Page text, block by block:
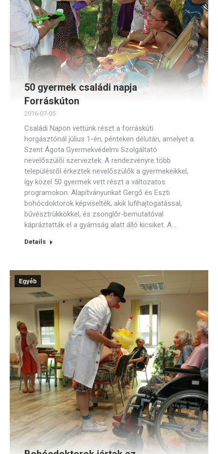
50 gyermek családi napja
Forráskúton
2016-07-05
Családi Napon vettünk részt a forráskúti
horgásztónál július 1-én, pénteken délután, amelyet a
Szent Ágota Gyermekvédelmi Szolgáltató
nevelőszülői szerveztek. A rendezvényre több
településről érkeztek nevelőszülők a gyermekeikkel,
így közel 50 gyermek vett részt a változatos
programokon. Alapítványunkat Gergő és Eszti
bohócdoktorok képviselték, akik lufihajtogatással,
bűvésztrükkökkel, és zsonglőr-bemutatóval
kápráztatták el a gyámság alatt álló kicsiket. A…
Details
Egyéb